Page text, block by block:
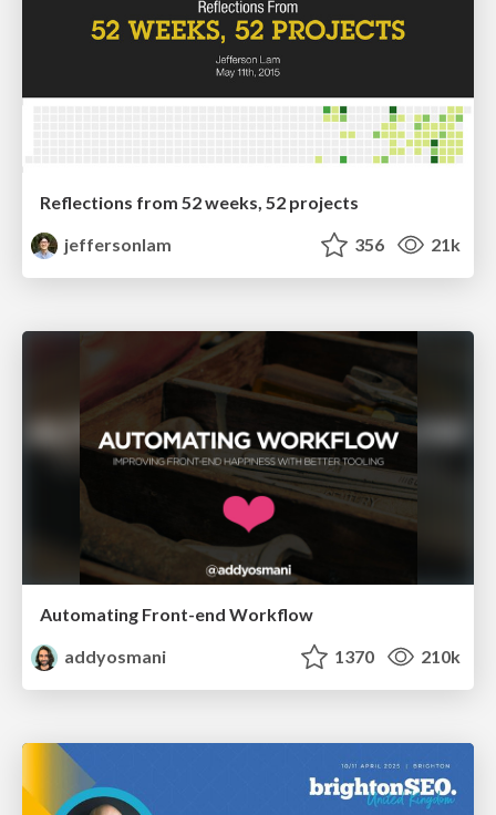
Reflections from 52 weeks, 52 projects
jeffersonlam
356 21k
Automating Front-end Workflow
addyosmani
1370 210k